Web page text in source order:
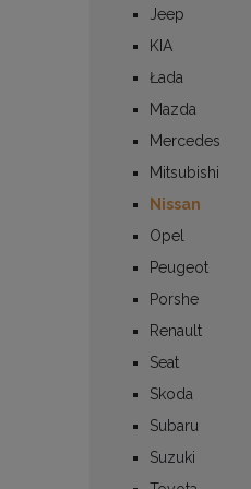
Jeep
KIA
Łada
Mazda
Mercedes
Mitsubishi
Nissan
Opel
Peugeot
Porshe
Renault
Seat
Skoda
Subaru
Suzuki